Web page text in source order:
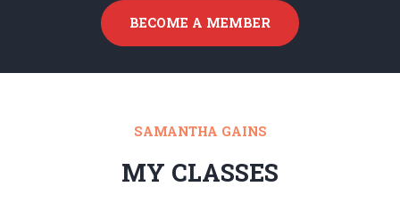
BECOME A MEMBER
SAMANTHA GAINS
MY CLASSES